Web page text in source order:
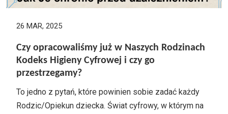
26 MAR, 2025
Czy opracowaliśmy już w Naszych Rodzinach
Kodeks Higieny Cyfrowej i czy go
przestrzegamy?
To jedno z pytań, które powinien sobie zadać każdy
Rodzic/Opiekun dziecka. Świat cyfrowy, w którym na